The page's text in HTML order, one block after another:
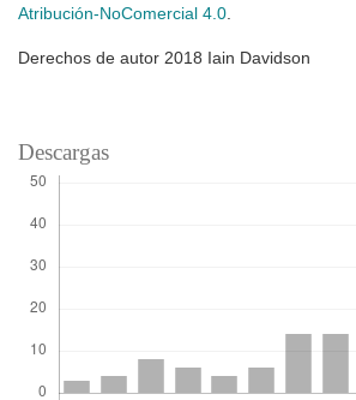
Atribución-NoComercial 4.0.
Derechos de autor 2018 Iain Davidson
Descargas